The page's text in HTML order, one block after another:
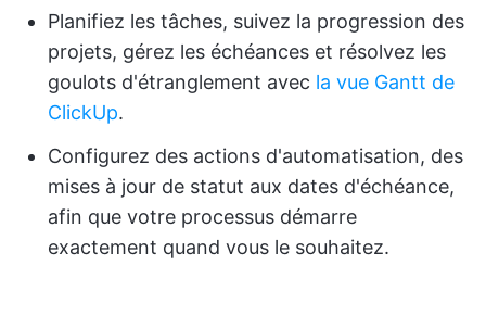
Planifiez les tâches, suivez la progression des
projets, gérez les échéances et résolvez les
goulots d'étranglement avec la vue Gantt de
ClickUp.
Configurez des actions d'automatisation, des
mises à jour de statut aux dates d'échéance,
afin que votre processus démarre
exactement quand vous le souhaitez.